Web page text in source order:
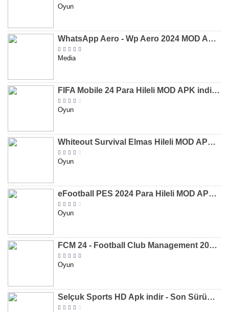
Oyun
WhatsApp Aero - Wp Aero 2024 MOD APK indir [v10.0.2]
Media
FIFA Mobile 24 Para Hileli MOD APK indir [v20.1.02]
Oyun
Whiteout Survival Elmas Hileli MOD APK indir [v1.13.1]
Oyun
eFootball PES 2024 Para Hileli MOD APK indir [v8.2.0]
Oyun
FCM 24 - Football Club Management 2024 Para Hileli MOD APK indir [v1.0.4]
Oyun
Selçuk Sports HD Apk indir - Son Sürüm 2024 [2.0.1.9]